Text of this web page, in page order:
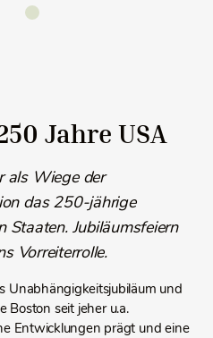
Jahre USA
als Wiege der
das 250-jährige
Staaten. Jubiläumsfeiern
Vorreiterrolle.
Unabhängigkeitsjubiläum und
Boston seit jeher u.a.
Entwicklungen prägt und eine